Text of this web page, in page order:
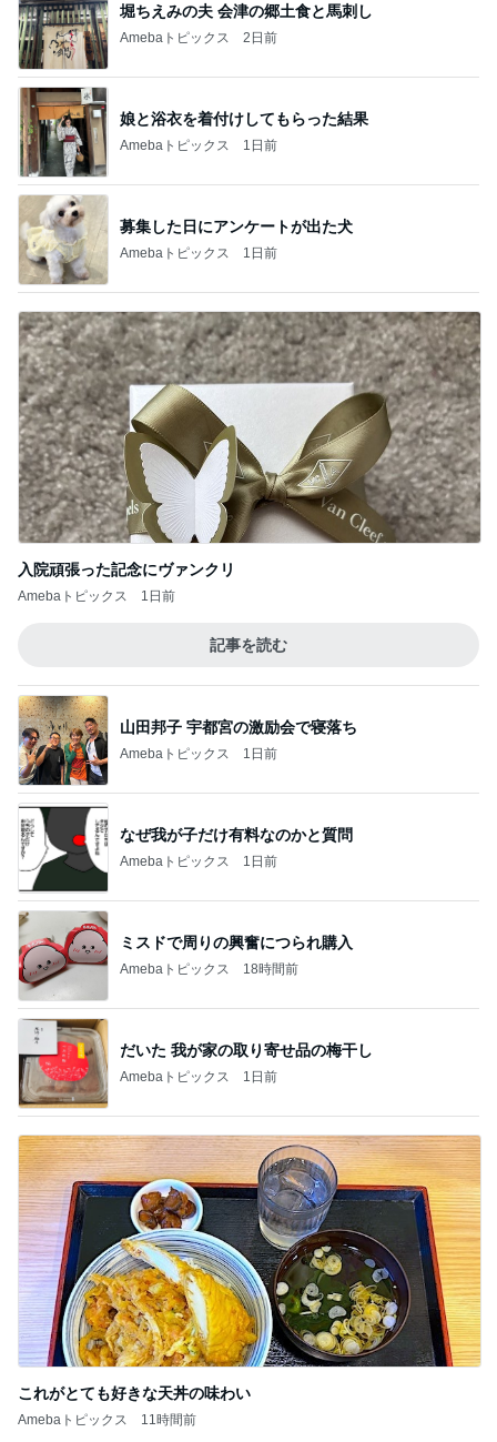
堀ちえみの夫 会津の郷土食と馬刺し
Amebaトピックス 2日前
娘と浴衣を着付けしてもらった結果
Amebaトピックス 1日前
募集した日にアンケートが出た犬
Amebaトピックス 1日前
入院頑張った記念にヴァンクリ
Amebaトピックス 1日前
記事を読む
山田邦子 宇都宮の激励会で寝落ち
Amebaトピックス 1日前
なぜ我が子だけ有料なのかと質問
Amebaトピックス 1日前
ミスドで周りの興奮につられ購入
Amebaトピックス 18時間前
だいた 我が家の取り寄せ品の梅干し
Amebaトピックス 1日前
これがとても好きな天丼の味わい
Amebaトピックス 11時間前